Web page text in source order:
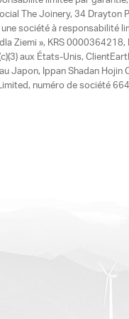
The Joinery, 34 Drayton
société à responsabilité
Ziemi », KRS
aux États-Unis,
Japon, Ippan Shadan Hojin
numéro de société